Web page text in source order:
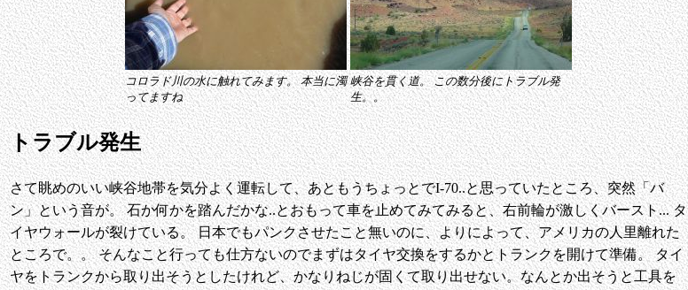
コロラド川の水に触れてみます。 本当に濁
ってますね
峡谷を貫く道。 この数分後にトラブル発
生。。
トラブル発生
さて眺めのいい峡谷地帯を気分よく運転して、あともうちょっとでI-70..と思っていたところ、突然「バ
ン」という音が。 石か何かを踏んだかな..とおもって車を止めてみてみると、右前輪が激しくバースト... タ
イヤウォールが裂けている。 日本でもパンクさせたこと無いのに、よりによって、アメリカの人里離れた
ところで。。 そんなこと行っても仕方ないのでまずはタイヤ交換をするかとトランクを開けて準備。 タイ
ヤをトランクから取り出そうとしたけれど、かなりねじが固くて取り出せない。なんとか出そうと工具を